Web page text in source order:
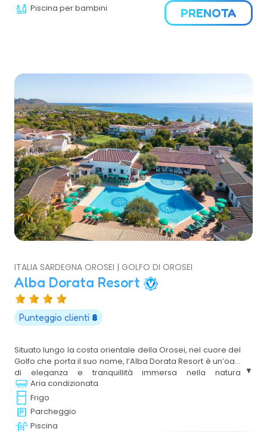
Piscina per bambini
PRENOTA
ITALIA SARDEGNA OROSEI | GOLFO DI OROSEI
Alba Dorata Resort
Punteggio clienti 8
Situato lungo la costa orientale della Orosei, nel cuore del
Golfo che porta il suo nome, l’Alba Dorata Resort è un’oasi
di eleganza e tranquillità immersa nella natura
incontaminata della Sardegna. Circondato da macchia
mediterranea profumata e affacciato su un mare
cristallino, il resort offre un perfetto equilibrio tra comfort
moderno e autenticità del territorio.
Aria condizionata
Frigo
Parcheggio
Piscina